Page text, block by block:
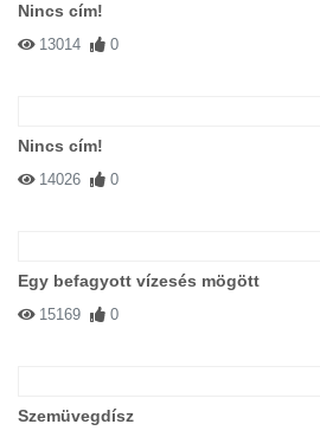
Nincs cím!
13014 0
Nincs cím!
14026 0
Egy befagyott vízesés mögött
15169 0
Szemüvegdísz